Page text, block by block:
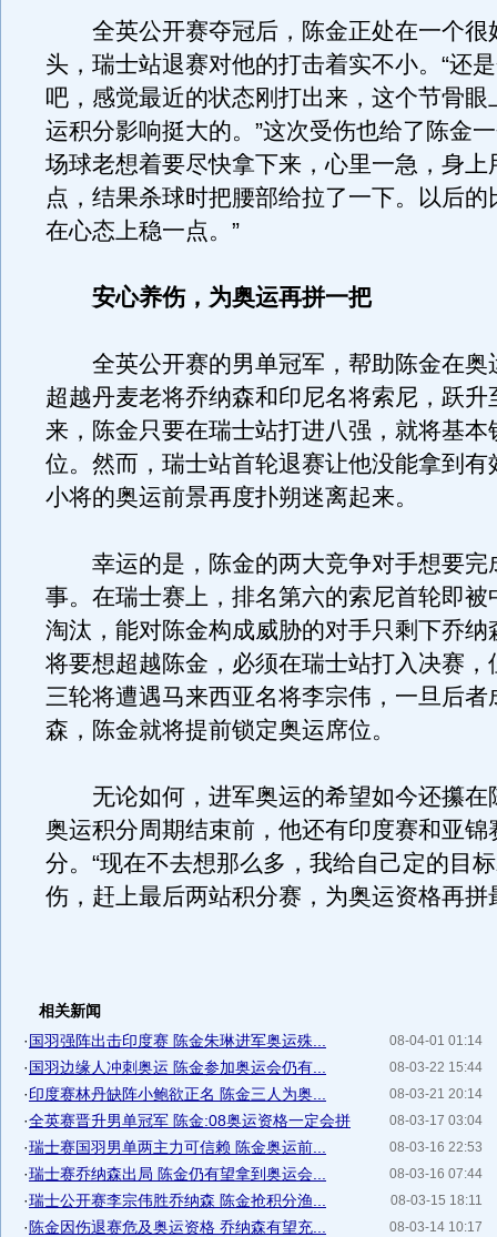
全英公开赛夺冠后，陈金正处在一个很
头，瑞士站退赛对他的打击着实不小。“还
吧，感觉最近的状态刚打出来，这个节骨眼
运积分影响挺大的。”这次受伤也给了陈金
场球老想着要尽快拿下来，心里一急，身上
点，结果杀球时把腰部给拉了一下。以后的
在心态上稳一点。”
安心养伤，为奥运再拼一把
全英公开赛的男单冠军，帮助陈金在奥
超越丹麦老将乔纳森和印尼名将索尼，跃升
来，陈金只要在瑞士站打进八强，就将基本
位。然而，瑞士站首轮退赛让他没能拿到有
小将的奥运前景再度扑朔迷离起来。
幸运的是，陈金的两大竞争对手想要完
事。在瑞士赛上，排名第六的索尼首轮即被
淘汰，能对陈金构成威胁的对手只剩下乔纳
将要想超越陈金，必须在瑞士站打入决赛，
三轮将遭遇马来西亚名将李宗伟，一旦后者
森，陈金就将提前锁定奥运席位。
无论如何，进军奥运的希望如今还攥在
奥运积分周期结束前，他还有印度赛和亚锦
分。“现在不去想那么多，我给自己定的目
伤，赶上最后两站积分赛，为奥运资格再拼
相关新闻
08-04-01 01:14
·国羽强阵出击印度赛 陈金朱琳进军奥运殊...
08-03-22 15:44
·国羽边缘人冲刺奥运 陈金参加奥运会仍有...
08-03-21 20:14
·印度赛林丹缺阵小鲍欲正名 陈金三人为奥...
08-03-17 03:04
·全英赛晋升男单冠军 陈金:08奥运资格一定会拼
08-03-16 22:53
·瑞士赛国羽男单两主力可信赖 陈金奥运前...
08-03-16 07:44
·瑞士赛乔纳森出局 陈金仍有望拿到奥运会...
08-03-15 18:11
·瑞士公开赛李宗伟胜乔纳森 陈金抢积分渔...
08-03-14 10:17
· 陈金因伤退赛危及奥运资格 乔纳森有望充...